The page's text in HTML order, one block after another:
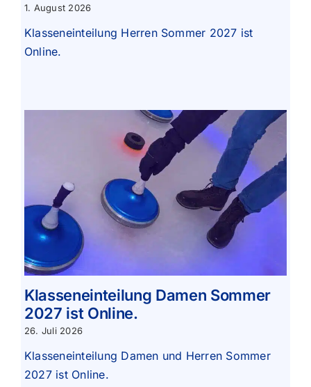
1. August 2026
Klasseneinteilung Herren Sommer 2027 ist
Online.
Klasseneinteilung Damen Sommer
2027 ist Online.
26. Juli 2026
Klasseneinteilung Damen und Herren Sommer
2027 ist Online.